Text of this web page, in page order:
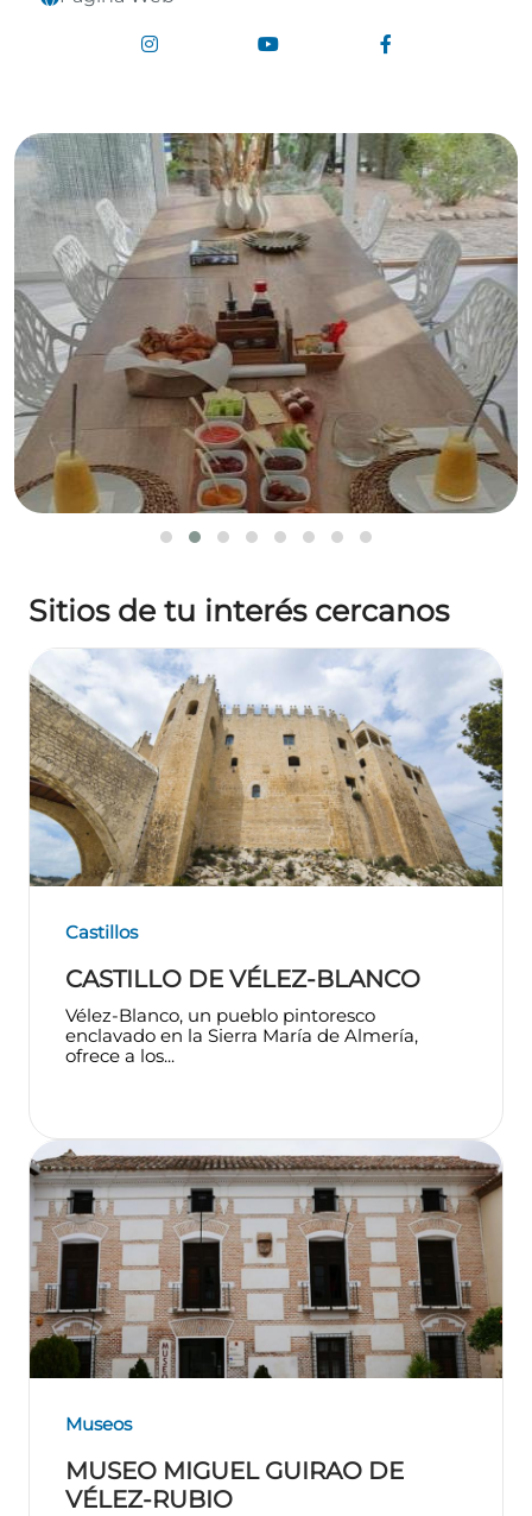
Enlace a InstagramEnlace a Youtube Channel
Enlace a
Sitios de tu interés cercanos
Castillos
CASTILLO DE VÉLEZ-BLANCO
Vélez-Blanco, un pueblo pintoresco
enclavado en la Sierra María de Almería,
ofrece a los...
Museos
MUSEO MIGUEL GUIRAO DE
VÉLEZ-RUBIO